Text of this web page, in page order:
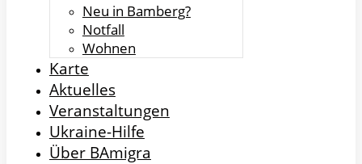
Neu in Bamberg?
Notfall
Wohnen
Karte
Aktuelles
Veranstaltungen
Ukraine-Hilfe
Über BAmigra